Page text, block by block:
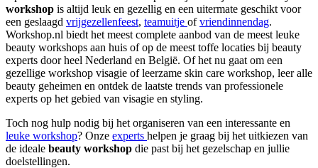
workshop is altijd leuk en gezellig en een uitermate geschikt voor
een geslaagd vrijgezellenfeest, teamuitje ofvriendinnendag.
Workshop.nl biedt het meest complete aanbod van de meest leuke
beauty workshops aan huis of op de meest toffe locaties bij beauty
experts door heel Nederland en België. Of het nu gaat om een
gezellige workshop visagie of leerzame skin care workshop, leer alle
beauty geheimen en ontdek de laatste trends van professionele
experts op het gebied van visagie en styling.
Toch nog hulp nodig bij het organiseren van een interessante en
leuke workshop? Onze experts helpen je graag bij het uitkiezen van
de ideale beauty workshop die past bij het gezelschap en jullie
doelstellingen.